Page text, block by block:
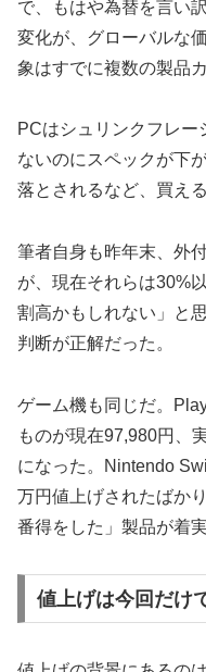
で、もはや為替を言い
変化が、グローバルな
象はすでに複数の製品
PCはシュリンクフレー
ないのにスペックが下
落とされるなど、買え
筆者自身も昨年末、外
が、現在それらは30%
割高かもしれない」と
判断が正解だった。
ゲーム機も同じだ。
ものが現在97,980円、
になった。Nintendo
万円値上げされたばか
番得をした」製品が着
値上げは今回だけ